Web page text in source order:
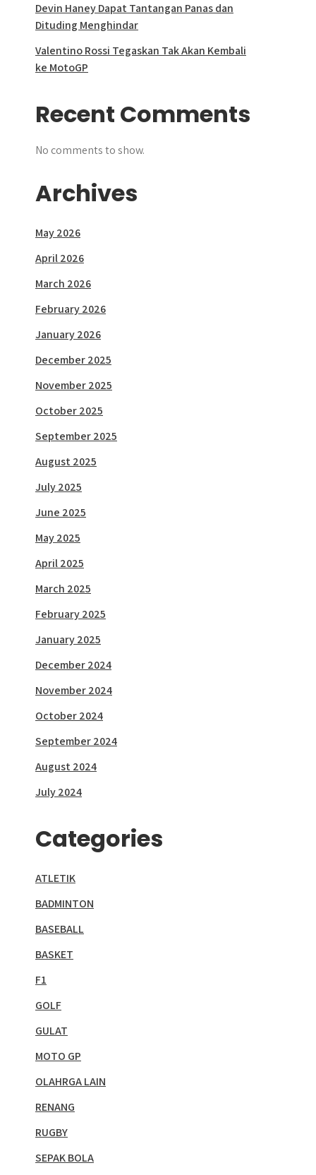
Devin Haney Dapat Tantangan Panas dan
Dituding Menghindar
Valentino Rossi Tegaskan Tak Akan Kembali
ke MotoGP
Recent Comments
No comments to show.
Archives
May 2026
April 2026
March 2026
February 2026
January 2026
December 2025
November 2025
October 2025
September 2025
August 2025
July 2025
June 2025
May 2025
April 2025
March 2025
February 2025
January 2025
December 2024
November 2024
October 2024
September 2024
August 2024
July 2024
Categories
ATLETIK
BADMINTON
BASEBALL
BASKET
F1
GOLF
GULAT
MOTO GP
OLAHRGA LAIN
RENANG
RUGBY
SEPAK BOLA